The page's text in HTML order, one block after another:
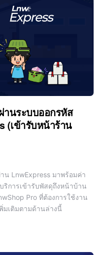
านระบบออกรหัส
(เข้ารับหน้าร้าน
น LnwExpress มาพร้อมค่า
ริการเข้ารับพัสดุถึงหน้าบ้าน
Pro ที่ต้องการใช้งาน
มเติมตามด้านล่างนี้